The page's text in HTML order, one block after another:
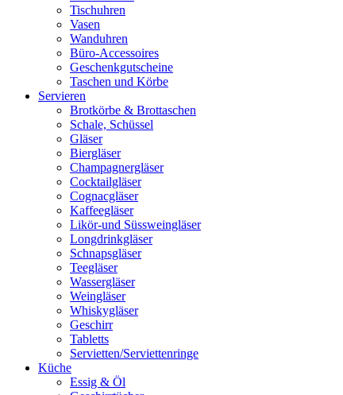
Tischuhren
Vasen
Wanduhren
Büro-Accessoires
Geschenkgutscheine
Taschen und Körbe
Servieren
Brotkörbe & Brottaschen
Schale, Schüssel
Gläser
Biergläser
Champagnergläser
Cocktailgläser
Cognacgläser
Kaffeegläser
Likör-und Süssweingläser
Longdrinkgläser
Schnapsgläser
Teegläser
Wassergläser
Weingläser
Whiskygläser
Geschirr
Tabletts
Servietten/Serviettenringe
Küche
Essig & Öl